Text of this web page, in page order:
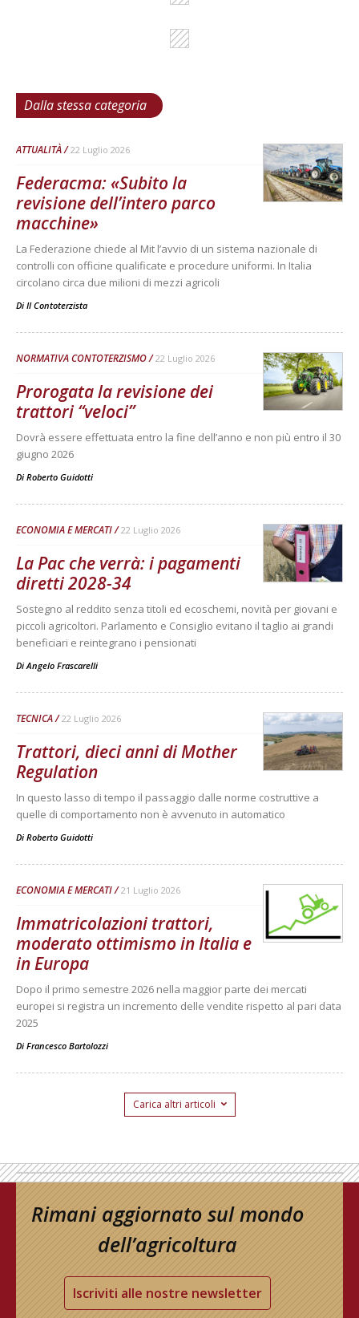
Dalla stessa categoria
ATTUALITÀ 22 Luglio 2026
Federacma: «Subito la
revisione dell’intero parco
macchine»
La Federazione chiede al Mit l’avvio di un sistema nazionale di
controlli con officine qualificate e procedure uniformi. In Italia
circolano circa due milioni di mezzi agricoli
Di Il Contoterzista
NORMATIVA CONTOTERZISMO 22 Luglio 2026
Prorogata la revisione dei
trattori “veloci”
Dovrà essere effettuata entro la fine dell’anno e non più entro il 30
giugno 2026
Di Roberto Guidotti
ECONOMIA E MERCATI 22 Luglio 2026
La Pac che verrà: i pagamenti
diretti 2028-34
Sostegno al reddito senza titoli ed ecoschemi, novità per giovani e
piccoli agricoltori. Parlamento e Consiglio evitano il taglio ai grandi
beneficiari e reintegrano i pensionati
Di Angelo Frascarelli
TECNICA 22 Luglio 2026
Trattori, dieci anni di Mother
Regulation
In questo lasso di tempo il passaggio dalle norme costruttive a
quelle di comportamento non è avvenuto in automatico
Di Roberto Guidotti
ECONOMIA E MERCATI 21 Luglio 2026
Immatricolazioni trattori,
moderato ottimismo in Italia e
in Europa
Dopo il primo semestre 2026 nella maggior parte dei mercati
europei si registra un incremento delle vendite rispetto al pari data
2025
Di Francesco Bartolozzi
Carica altri articoli
Rimani aggiornato sul mondo
dell’agricoltura
Iscriviti alle nostre newsletter